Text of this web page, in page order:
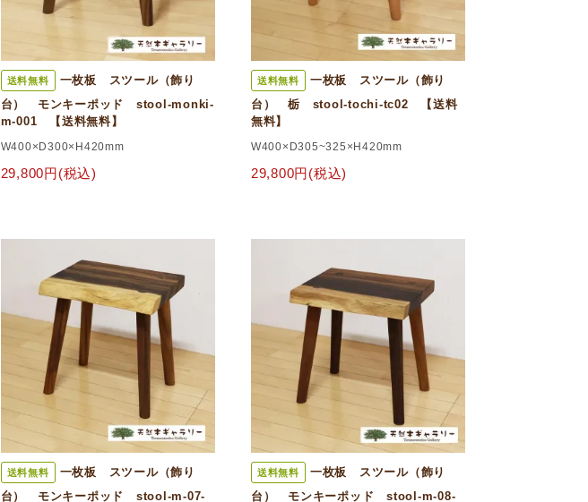
送料無料
一枚板 スツール（飾り
台） モンキーポッド stool-monki-
m-001 【送料無料】
W400×D300×H420mm
29,800円(税込)
送料無料
一枚板 スツール（飾り
台） 栃 stool-tochi-tc02 【送料
無料】
W400×D305~325×H420mm
29,800円(税込)
送料無料
一枚板 スツール（飾り
台） モンキーポッド stool-m-07-
送料無料
一枚板 スツール（飾り
台） モンキーポッド stool-m-08-